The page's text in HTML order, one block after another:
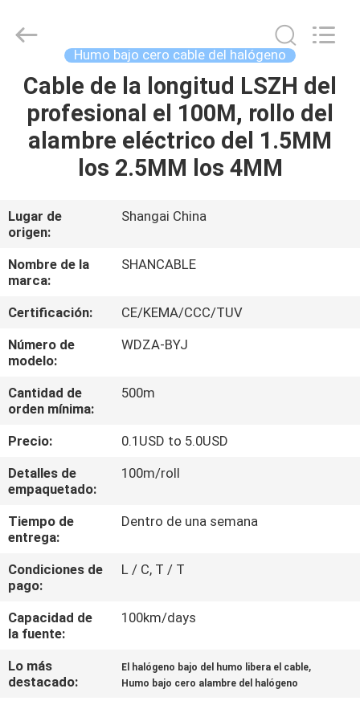
INICIO
PRODUCTOS
VR
SHOW
SOBRE
NOSOTROS
VISITA
LA
FÁBRICA
CONTROL
CALIDAD
CONTACTO
NOTICIAS
Cable
(Group)
Rights
Reserved.
Humo bajo cero cable del halógeno
Cable de la longitud LSZH del
profesional el 100M, rollo del
alambre eléctrico del 1.5MM
los 2.5MM los 4MM
Lugar de
origen:
Shangai China
Nombre de la
marca:
SHANCABLE
Certificación:
CE/KEMA/CCC/TUV
Número de
modelo:
WDZA-BYJ
Cantidad de
orden mínima:
500m
Precio:
0.1USD to 5.0USD
Detalles de
empaquetado:
100m/roll
Tiempo de
entrega:
Dentro de una semana
Condiciones de
pago:
L / C, T / T
Capacidad de
la fuente:
100km/days
Lo más
destacado:
El halógeno bajo del humo libera el cable,
Humo bajo cero alambre del halógeno